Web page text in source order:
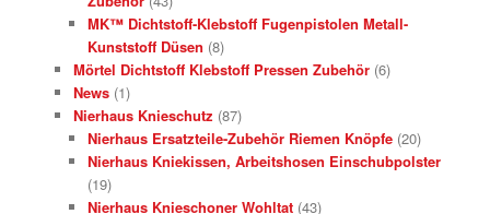
MK™ Dichtstoff-Klebstoff Fugenpistolen Metall-
Kunststoff Düsen (8)
Mörtel Dichtstoff Klebstoff Pressen Zubehör (6)
News (1)
Nierhaus Knieschutz (87)
Nierhaus Ersatzteile-Zubehör Riemen Knöpfe (20)
Nierhaus Kniekissen, Arbeitshosen Einschubpolster
(19)
Nierhaus Knieschoner Wohltat (43)